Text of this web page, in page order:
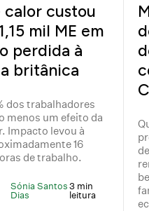
calor custou
mil ME em
perdida à
britânica
dos trabalhadores
menos um efeito da
Impacto levou à
16
de trabalho.
Sónia Santos
Dias
3 min
leitura